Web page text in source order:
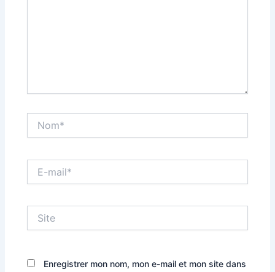
mail*
Enregistrer mon nom, mon e-mail et mon site dans